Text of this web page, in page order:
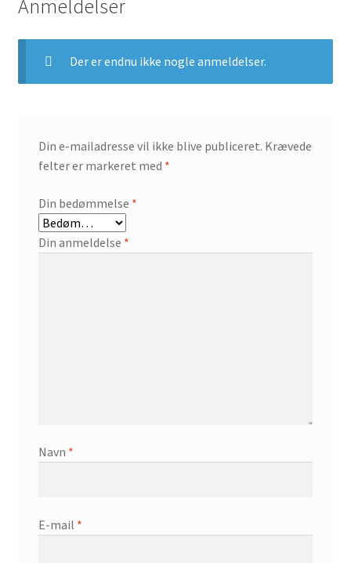
Anmeldelser
Der er endnu ikke nogle anmeldelser.
Din e-mailadresse vil ikke blive publiceret. Krævede
felter er markeret med *
Din bedømmelse *
Din anmeldelse *
Navn *
E-mail *